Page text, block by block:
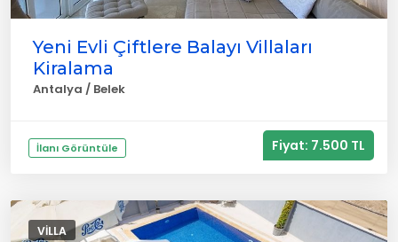
Yeni Evli Çiftlere Balayı Villaları
Kiralama
Antalya / Belek
İlanı Görüntüle Fiyat: 7.500 TL
VILLA